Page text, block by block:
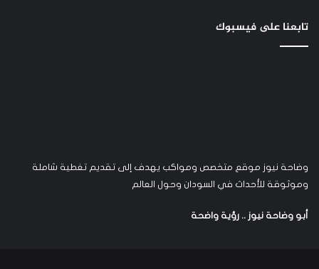
تابعنا على فيسبوك
وضاحة نيوز موقع متخصص ومواكب يهدف إلى تقديم تغطية شاملة
وموثوقة للأحداث في السودان وحول العالم
أبو وضاحة نيوز .. رؤية واضحة